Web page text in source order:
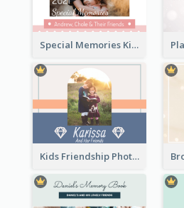
Special Memories Kids Photo Book
Kids Friendship Photo Book